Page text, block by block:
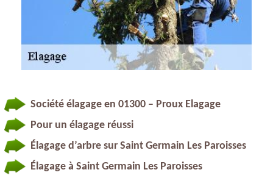
Société élagage en 01300 – Proux Elagage
Pour un élagage réussi
Élagage d’arbre sur Saint Germain Les Paroisses
Élagage à Saint Germain Les Paroisses